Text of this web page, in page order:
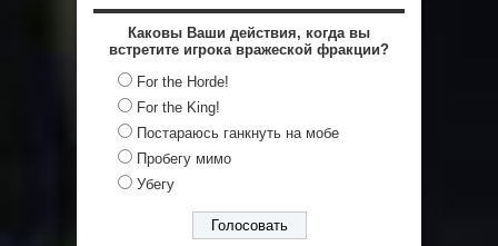
Каковы Ваши действия, когда вы
встретите игрока вражеской фракции?
For the Horde!
For the King!
Постараюсь ганкнуть на мобе
Пробегу мимо
Убегу